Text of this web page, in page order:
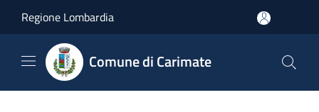
Regione Lombardia
Comune di Carimate